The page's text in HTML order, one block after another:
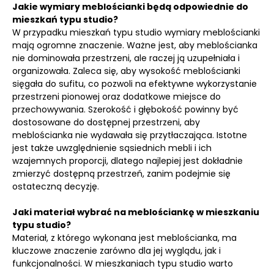
Jakie wymiary meblościanki będą odpowiednie do
mieszkań typu studio?
W przypadku mieszkań typu studio wymiary meblościanki
mają ogromne znaczenie. Ważne jest, aby meblościanka
nie dominowała przestrzeni, ale raczej ją uzupełniała i
organizowała. Zaleca się, aby wysokość meblościanki
sięgała do sufitu, co pozwoli na efektywne wykorzystanie
przestrzeni pionowej oraz dodatkowe miejsce do
przechowywania. Szerokość i głębokość powinny być
dostosowane do dostępnej przestrzeni, aby
meblościanka nie wydawała się przytłaczająca. Istotne
jest także uwzględnienie sąsiednich mebli i ich
wzajemnych proporcji, dlatego najlepiej jest dokładnie
zmierzyć dostępną przestrzeń, zanim podejmie się
ostateczną decyzję.
Jaki materiał wybrać na meblościankę w mieszkaniu
typu studio?
Materiał, z którego wykonana jest meblościanka, ma
kluczowe znaczenie zarówno dla jej wyglądu, jak i
funkcjonalności. W mieszkaniach typu studio warto